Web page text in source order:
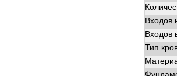
Входов
Входов
Тип